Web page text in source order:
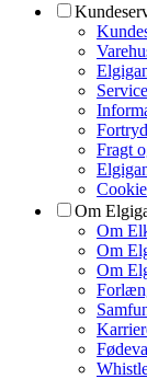
Fragt
Om
Om
Om
Om